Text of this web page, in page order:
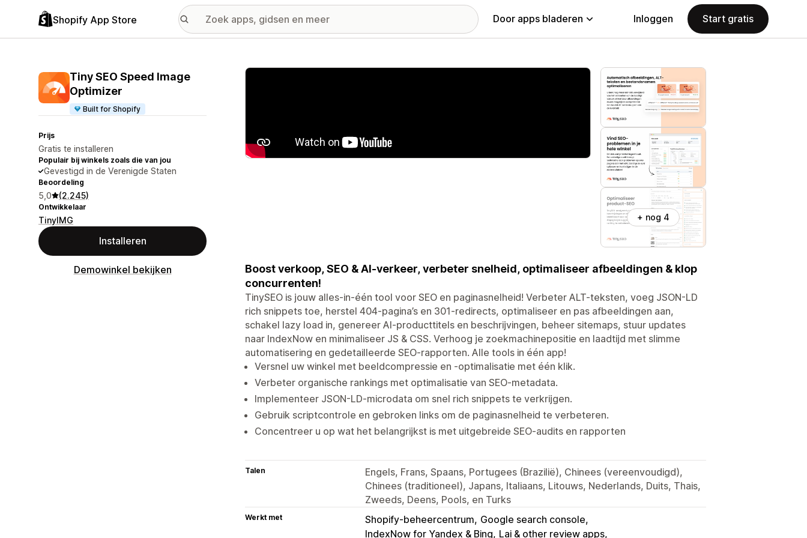
Shopify App Store Door apps bladeren Inloggen Start gratis
Tiny SEO Speed Image
Optimizer
Built for Shopify
Prijs
Gratis te installeren
Populair bij winkels zoals die van jou
Gevestigd in de Verenigde Staten
Beoordeling
5,0 (2.245)
Ontwikkelaar
TinyIMG
Installeren
Demowinkel bekijken
Galerij met uitgelichte afbeeldingen
+ nog 4
Boost verkoop, SEO & AI-verkeer, verbeter snelheid, optimaliseer afbeeldingen & klop
concurrenten!
TinySEO is jouw alles-in-één tool voor SEO en paginasnelheid! Verbeter ALT-teksten, voeg JSON-LD
rich snippets toe, herstel 404-pagina’s en 301-redirects, optimaliseer en pas afbeeldingen aan,
schakel lazy load in, genereer AI-producttitels en beschrijvingen, beheer sitemaps, stuur updates
naar IndexNow en minimaliseer JS & CSS. Verhoog je zoekmachinepositie en laadtijd met slimme
automatisering en gedetailleerde SEO-rapporten. Alle tools in één app!
Versnel uw winkel met beeldcompressie en -optimalisatie met één klik.
Verbeter organische rankings met optimalisatie van SEO-metadata.
Implementeer JSON-LD-microdata om snel rich snippets te verkrijgen.
Gebruik scriptcontrole en gebroken links om de paginasnelheid te verbeteren.
Concentreer u op wat het belangrijkst is met uitgebreide SEO-audits en rapporten
Talen
Engels, Frans, Spaans, Portugees (Brazilië), Chinees (vereenvoudigd),
Chinees (traditioneel), Japans, Italiaans, Litouws, Nederlands, Duits, Thais,
Zweeds, Deens, Pools, en Turks
Werkt met Shopify-beheercentrum Google search console
IndexNow for Yandex & Bing Lai & other review apps